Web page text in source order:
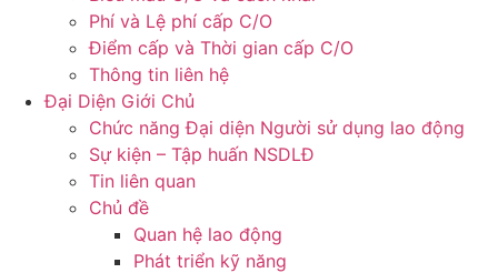
Phí và Lệ phí cấp C/O
Điểm cấp và Thời gian cấp C/O
Thông tin liên hệ
Đại Diện Giới Chủ
Chức năng Đại diện Người sử dụng lao động
Sự kiện – Tập huấn NSDLĐ
Tin liên quan
Chủ đề
Quan hệ lao động
Phát triển kỹ năng